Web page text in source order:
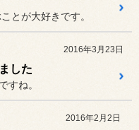
とが大好きです。
2016年3月23日
した
すね。
2016年2月2日